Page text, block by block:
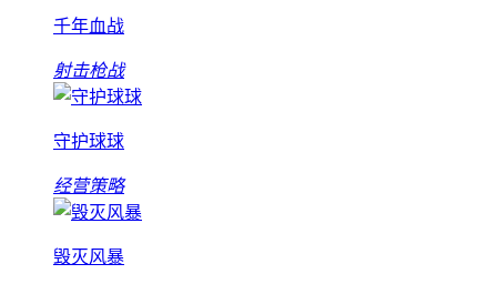
千年血战
射击枪战
守护球球
经营策略
毁灭风暴